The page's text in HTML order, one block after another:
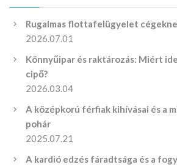
Rugalmas flottafelügyelet
2026.07.01
Könnyűipar és raktározás: Miért
cipő?
2026.03.04
A középkorú férfiak kihívásai és a
pohár
2025.07.21
A kardió edzés fáradtsága és a